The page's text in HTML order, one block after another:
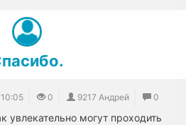
10:05 0 9217 Андрей 0
увлекательно могут проходить